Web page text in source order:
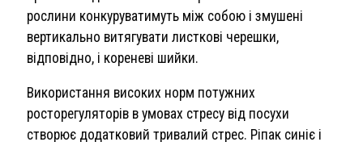
рослини конкуруватимуть між собою і змушені
вертикально витягувати листкові черешки,
відповідно, і кореневі шийки.
Використання високих норм потужних
росторегуляторів в умовах стресу від посухи
створює додатковий тривалий стрес. Ріпак синіє і